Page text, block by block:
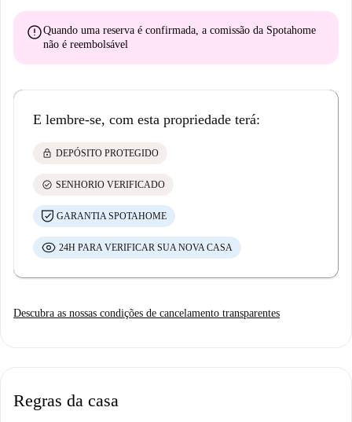
errorQuando uma reserva é confirmada, a comissão da Spotahome
não é reembolsável
E lembre-se, com esta propriedade terá:
lock DEPÓSITO PROTEGIDO
check_circle SENHORIO VERIFICADO
GARANTIA SPOTAHOME
24H PARA VERIFICAR SUA NOVA CASA
Descubra as nossas condições de cancelamento transparentes
Regras da casa